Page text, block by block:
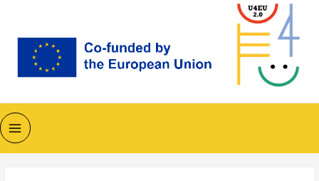
contenido
Main